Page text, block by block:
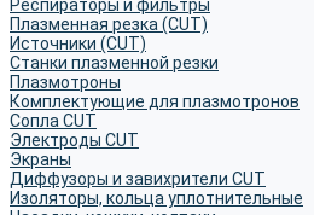
Респираторы и фильтры
Плазменная резка (CUT)
Источники (CUT)
Станки плазменной резки
Плазмотроны
Комплектующие для плазмотронов
Сопла CUT
Электроды CUT
Экраны
Диффузоры и завихрители CUT
Изоляторы, кольца уплотнительные